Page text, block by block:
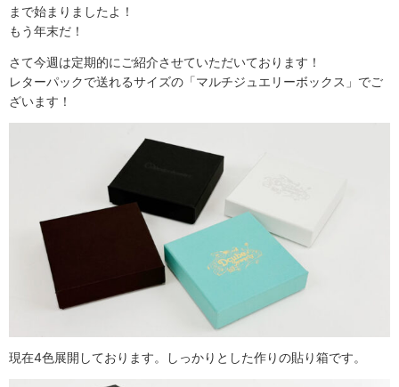
まで始まりましたよ！
もう年末だ！
さて今週は定期的にご紹介させていただいております！
レターパックで送れるサイズの「マルチジュエリーボックス」でご
ざいます！
現在4色展開しております。しっかりとした作りの貼り箱です。